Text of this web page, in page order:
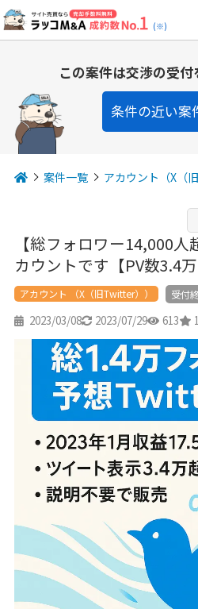
(※)
この案件は交渉の受付
条件の近い案
案件一覧 アカウント（X（
【総フォロワー14,000
カウントです【PV数3.4万
アカウント （X（旧Twitter）） 受付
2023/03/08 2023/07/29 613